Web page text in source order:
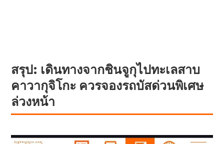
สรุป: เดินทางจากชินจูกุไปทะเลสาบ
คาวากุจิโกะ ควรจองรถบัสด่วนพิเศษ
ล่วงหน้า